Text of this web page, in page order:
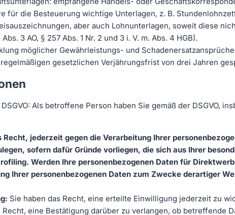
für die Besteuerung wichtige Unterlagen, z. B.
aber auch Lohnunterlagen, soweit diese
3 AO, § 257 Abs. 1 Nr. 2 und 3 i. V. m. Abs. 4 HGB).
möglicher Gewährleistungs- und
gesetzlichen Verjährungsfrist von drei Jahren
Als betroffene Person haben Sie gemäß der DSGVO,
jederzeit gegen die Verarbeitung Ihrer
sofern dafür Gründe vorliegen, die sich aus Ihrer
Werden Ihre personenbezogenen Daten für
Ihrer personenbezogenen Daten zum Zwecke derartiger
Sie haben das Recht, eine erteilte Einwilligung jederzeit zu
Recht, eine Bestätigung darüber zu verlangen, ob betreffende